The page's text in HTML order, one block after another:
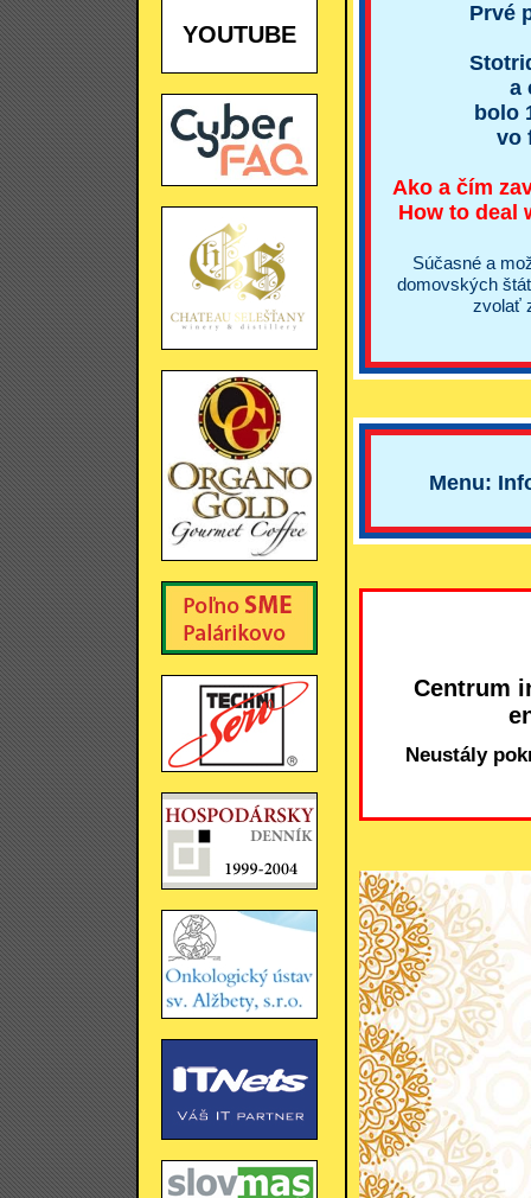
YOUTUBE
Prvé
a
bolo
vo
Ako a čím
How to deal
Súčasné a
domovských
zvolať
Menu:
Centrum
Neustály